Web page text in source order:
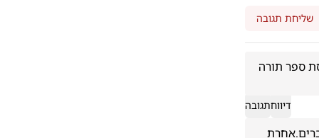
שליחת תגובה
דיווחתגובה
זאת אומרת לא היית תפילה שאישה השתתפה בסדר גלילית ספר תורה מול גברים.אחרת